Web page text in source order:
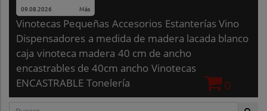
09.08.2026 Más
Vinotecas Pequeñas Accesorios Estanterías Vino
Dispensadores a medida de madera lacada blanco
caja vinoteca madera 40 cm de ancho
encastrables de 40cm ancho Vinotecas
ENCASTRABLE Tonelería 0